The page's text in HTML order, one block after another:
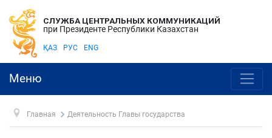
СЛУЖБА ЦЕНТРАЛЬНЫХ КОММУНИКАЦИЙ
при Президенте Республики Казахстан
ҚАЗ РУС ENG
Меню
Главная Деятельность Главы государства